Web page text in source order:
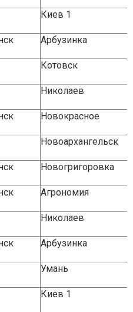
Киев 1
Арбузинка
Котовск
Николаев
Новокрасное
Новоархангельск
Новогригоровка
Агрономия
Николаев
Арбузинка
Умань
Киев 1